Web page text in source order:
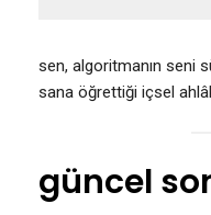
sen, algoritmanın seni
sana öğrettiği içsel
güncel